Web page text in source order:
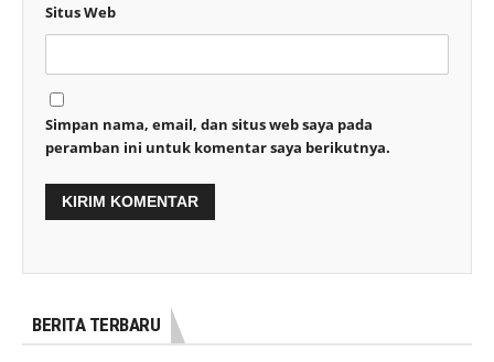
Situs Web
Simpan nama, email, dan situs web saya pada
peramban ini untuk komentar saya berikutnya.
BERITA TERBARU